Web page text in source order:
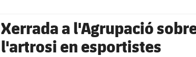
Xerrada a l'Agrupació
l'artrosi en esportistes